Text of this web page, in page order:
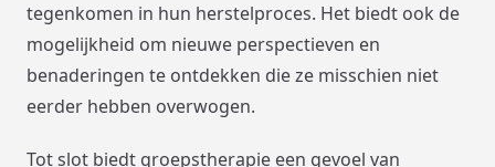
tegenkomen in hun herstelproces. Het biedt ook de
mogelijkheid om nieuwe perspectieven en
benaderingen te ontdekken die ze misschien niet
eerder hebben overwogen.
Tot slot biedt groepstherapie een gevoel van